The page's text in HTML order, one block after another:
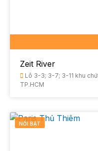
Zeit River
Lô 3-3; 3-7; 3-11 khu
TP.HCM
NỔI BẬT